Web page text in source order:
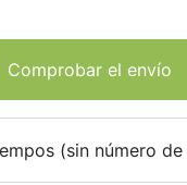
Comprobar el envío
(sin número de